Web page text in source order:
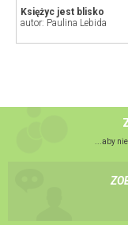
Księżyc jest blisko
autor: Paulina Lebida
...aby